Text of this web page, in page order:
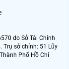
do Sở Tài Chính
Trụ sở chính: 51 Lũy
Phố Hồ Chí